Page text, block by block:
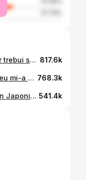
Dacă vrei să ajungi în Japonia ar trebui să începi să folosești chopsticks pentru că rar găsești furculițe în restaurante. 817.6k
ZAK: Omulețul prin care Dumnezeu mi-a descoperit dragostea și iertarea la un alt nivel față de ce știam până acum. Astăzi avem premiera unui nou video, “Episodul 4: 112 și criza de oxigen” - un eveniment nefericit dar care nu ne-a doborât ci doar ne-a antrenat. Videoul acesta cu Zak e filmat pe 13 Septembrie. 768.3k
Ce ziceți de cel mai rapid tren din Japonia, ai plătit pretul biletului dacă l-ai avea în România? Te așteptăm pe YouTube să descoperi aventura noastră în Coreea și Japonia, link în Bio! #FamiliaMates 541.4k